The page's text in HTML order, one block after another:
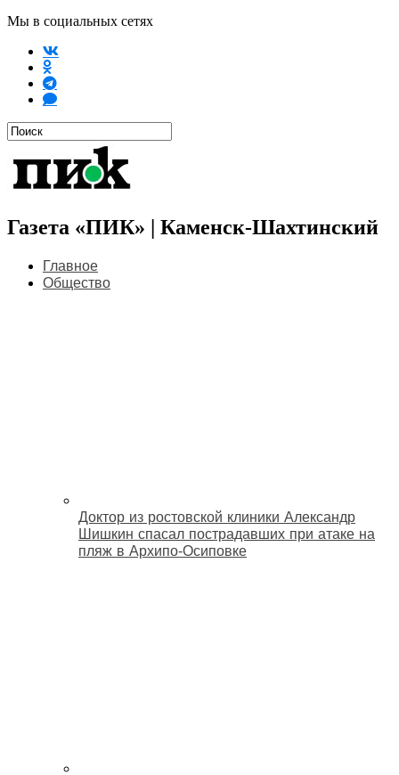
Мы в социальных сетях
Газета «ПИК» | Каменск-Шахтинский
Главное
Общество
Доктор из ростовской клиники Александр
Шишкин спасал пострадавших при атаке на
пляж в Архипо‑Осиповке